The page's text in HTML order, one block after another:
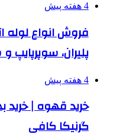
4 هفته پیش
پلیران، سوپرپایپ
4 هفته پیش
خرید قهوه | خرید
گرنیکا کافی